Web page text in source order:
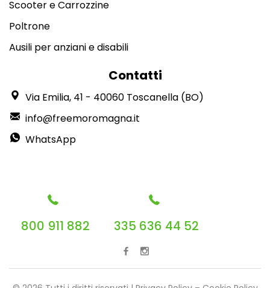
Scooter e Carrozzine
Poltrone
Ausili per anziani e disabili
Contatti
Via Emilia, 41 - 40060 Toscanella (BO)
info@freemoromagna.it
WhatsApp
800 911 882 335 636 44 52